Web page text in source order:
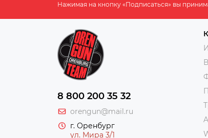
Нажимая на кнопку «Подписаться» вы
8 800 200 35 32
orengun@mail.ru
г. Оренбург
ул. Мира 3/1